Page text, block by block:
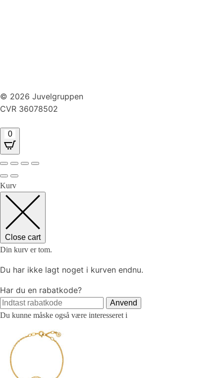
© 2026 Juvelgruppen
CVR 36078502
0
Kurv
Close cart
Din kurv er tom.
Du har ikke lagt noget i kurven endnu.
Har du en rabatkode?
Anvend
Du kunne måske også være interesseret i